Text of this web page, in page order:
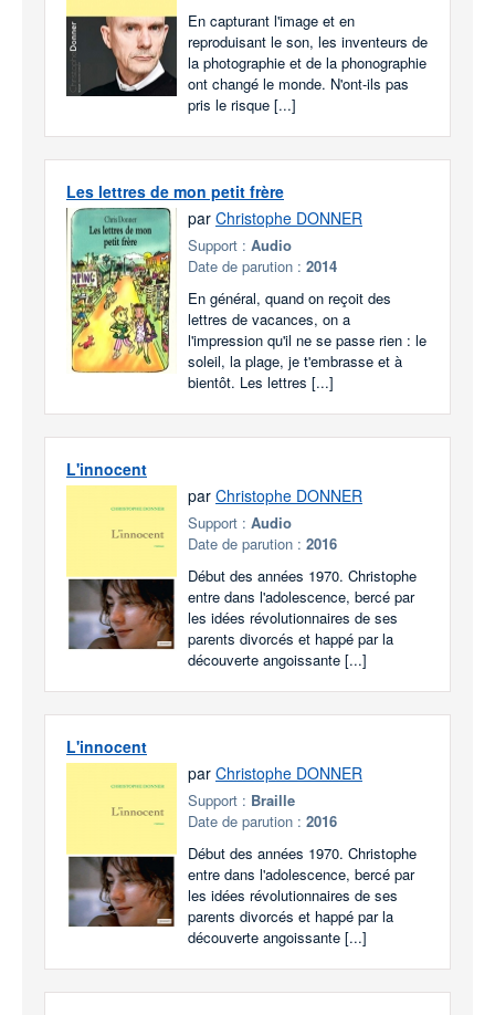
En capturant l'image et en
reproduisant le son, les inventeurs de
la photographie et de la phonographie
ont changé le monde. N'ont-ils pas
pris le risque [...]
Les lettres de mon petit frère
par Christophe DONNER
Support : Audio
Date de parution : 2014
En général, quand on reçoit des
lettres de vacances, on a
l'impression qu'il ne se passe rien : le
soleil, la plage, je t'embrasse et à
bientôt. Les lettres [...]
L'innocent
par Christophe DONNER
Support : Audio
Date de parution : 2016
Début des années 1970. Christophe
entre dans l'adolescence, bercé par
les idées révolutionnaires de ses
parents divorcés et happé par la
découverte angoissante [...]
L'innocent
par Christophe DONNER
Support : Braille
Date de parution : 2016
Début des années 1970. Christophe
entre dans l'adolescence, bercé par
les idées révolutionnaires de ses
parents divorcés et happé par la
découverte angoissante [...]